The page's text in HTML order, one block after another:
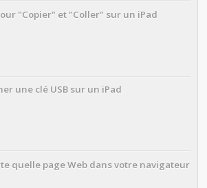
"Copier" et "Coller" sur un iPad
une clé USB sur un iPad
quelle page Web dans votre navigateur